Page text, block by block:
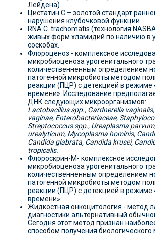
Лейдена).
Цистатин С – золотой стандарт
нарушения клубочковой функции
RNA C. trachomatis (технология
живых форм хламидий по наличию в
соскобах.
Флороценоз - комплексное
микробиоценоза урогенитального
количественненным определением
патогенной микробиоты методом
реакции (ПЦР) с детекцией в режиме
времени». Исследование
ДНК следующих микроорганизмов:
Lactobacillus spp., Gardnerella
vaginae, Enterobacteriaceae,
Streptococcus spp., Ureaplasma
urealyticum, Mycoplasma hominis,
Candida glabrata, Candida krusei,
tropicalis.
Флороскрин-М- комплексное
микробиоценоза урогенитального
количественненным определением
патогенной микробиоты методом
реакции (ПЦР) с детекцией в режиме
времени».
Жидкостная онкоцитология - метод
диагностики альтернативный
Сегодня этот метод признан
способом получения биологического